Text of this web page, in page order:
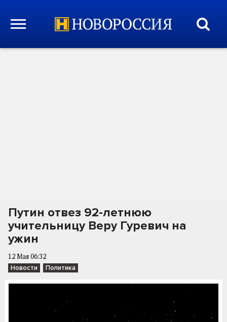
Путин отвез 92-летнюю
учительницу Веру Гуревич на
ужин
12 Мая 06:32
Новости Политика